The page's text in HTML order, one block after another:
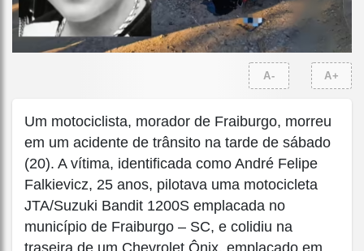
A- A+
Um motociclista, morador de Fraiburgo, morreu
em um acidente de trânsito na tarde de sábado
(20). A vítima, identificada como André Felipe
Falkievicz, 25 anos, pilotava uma motocicleta
JTA/Suzuki Bandit 1200S emplacada no
município de Fraiburgo – SC, e colidiu na